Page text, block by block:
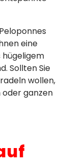
eine
hügeligem
Sollten Sie
wollen,
ganzen